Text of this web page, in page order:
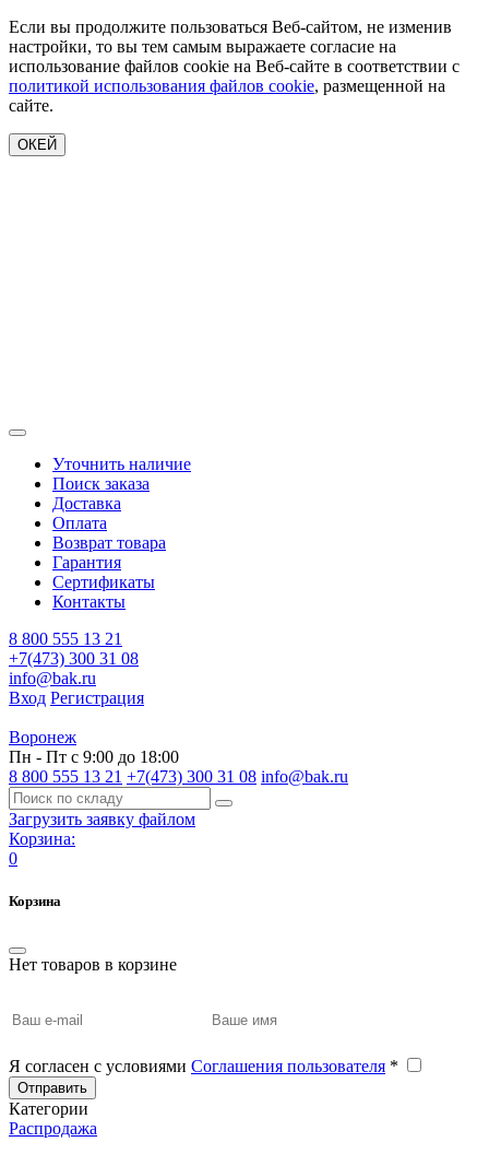
Если вы продолжите пользоваться Веб-сайтом, не изменив
настройки, то вы тем самым выражаете согласие на
использование файлов cookie на Веб-сайте в соответствии с
политикой использования файлов cookie, размещенной на
сайте.
ОКЕЙ
Уточнить наличие
Поиск заказа
Доставка
Оплата
Возврат товара
Гарантия
Сертификаты
Контакты
8 800 555 13 21
+7(473) 300 31 08
info@bak.ru
Вход Регистрация
Воронеж
Пн - Пт с 9:00 до 18:00
8 800 555 13 21 +7(473) 300 31 08 info@bak.ru
Загрузить заявку файлом
Корзина:
0
Корзина
Нет товаров в корзине
Я согласен с условиями Соглашения пользователя *
Отправить
Категории
Распродажа